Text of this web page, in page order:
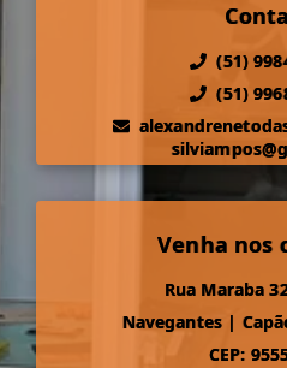
(51)
(51)
Venha nos
Rua Maraba
Navegantes |
CEP: